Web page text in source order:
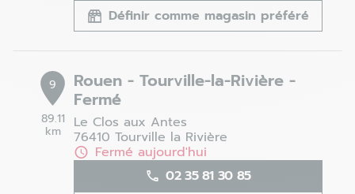
Définir comme magasin préféré
9
89.11
km
Rouen - Tourville-la-Rivière -
Fermé
Le Clos aux Antes
76410 Tourville la Rivière
Fermé aujourd'hui
02 35 81 30 85